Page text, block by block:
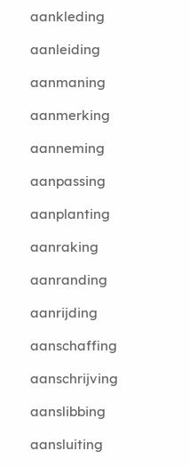
aankleding
aanleiding
aanmaning
aanmerking
aanneming
aanpassing
aanplanting
aanraking
aanranding
aanrijding
aanschaffing
aanschrijving
aanslibbing
aansluiting